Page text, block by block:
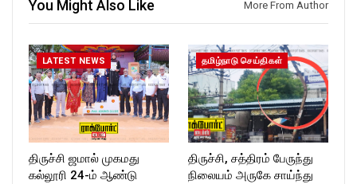
https://www.instagram.com/ro
ckforttimes/
https://twitter.com/ROCKFOR
T_TIMESC
You Might Also Like More From Author
LATEST NEWS
திருச்சி ஜமால் முகமது
கல்லூரி 24-ம் ஆண்டு
தமிழ்நாடு செய்திகள்
திருச்சி, சத்திரம் பேருந்து
நிலையம் அருகே சாய்ந்து